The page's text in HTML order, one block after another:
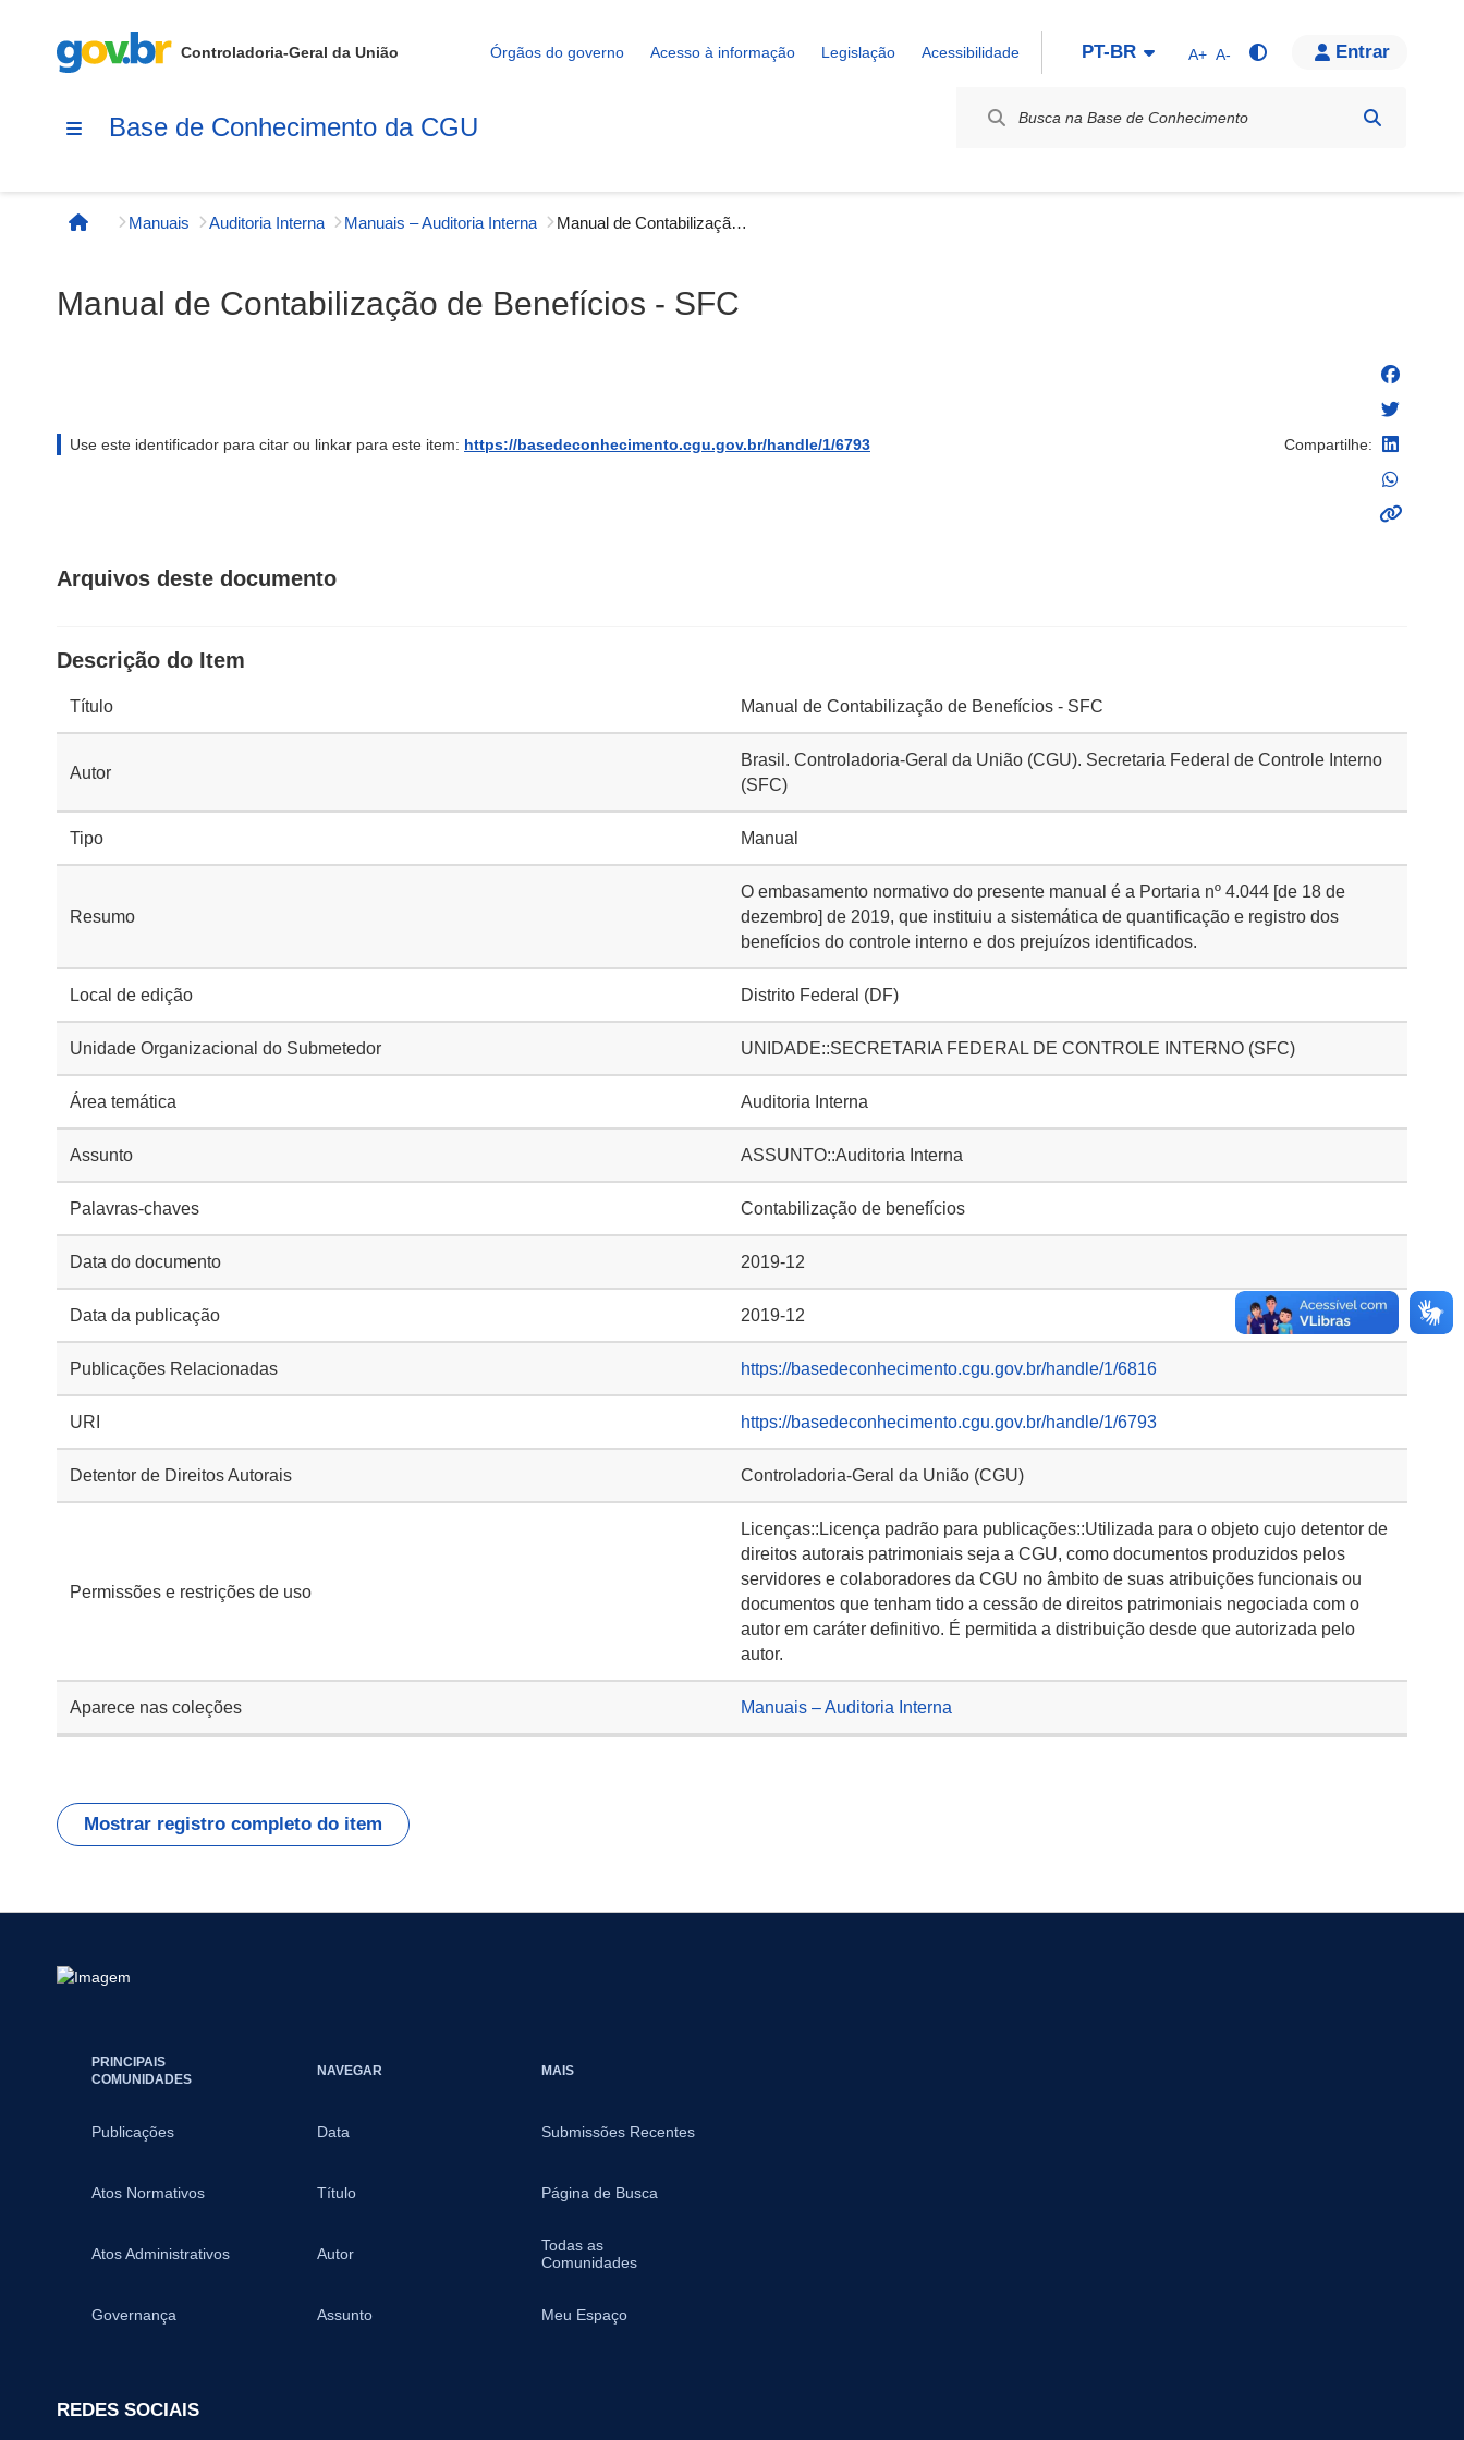
Controladoria-Geral da União Órgãos do governo Acesso à informação Legislação Acessibilidade PT-BR A+ A- Entrar
Base de Conhecimento da CGU
Página inicial
Manuais Auditoria Interna Manuais – Auditoria Interna Manual de Contabilização de Benefícios - SFC
Manual de Contabilização de Benefícios - SFC
Use este identificador para citar ou linkar para este item: https://basedeconhecimento.cgu.gov.br/handle/1/6793 Compartilhe:
Arquivos deste documento
Descrição do Item
Título Manual de Contabilização de Benefícios - SFC
Autor
Brasil. Controladoria-Geral da União (CGU). Secretaria Federal de Controle Interno
(SFC)
Tipo Manual
Resumo
O embasamento normativo do presente manual é a Portaria nº 4.044 [de 18 de
dezembro] de 2019, que instituiu a sistemática de quantificação e registro dos
benefícios do controle interno e dos prejuízos identificados.
Local de edição Distrito Federal (DF)
Unidade Organizacional do Submetedor UNIDADE::SECRETARIA FEDERAL DE CONTROLE INTERNO (SFC)
Área temática Auditoria Interna
Assunto ASSUNTO::Auditoria Interna
Palavras-chaves Contabilização de benefícios
Data do documento 2019-12
Data da publicação 2019-12
Publicações Relacionadas https://basedeconhecimento.cgu.gov.br/handle/1/6816
URI https://basedeconhecimento.cgu.gov.br/handle/1/6793
Detentor de Direitos Autorais Controladoria-Geral da União (CGU)
Permissões e restrições de uso
Licenças::Licença padrão para publicações::Utilizada para o objeto cujo detentor de
direitos autorais patrimoniais seja a CGU, como documentos produzidos pelos
servidores e colaboradores da CGU no âmbito de suas atribuições funcionais ou
documentos que tenham tido a cessão de direitos patrimoniais negociada com o
autor em caráter definitivo. É permitida a distribuição desde que autorizada pelo
autor.
Aparece nas coleções Manuais – Auditoria Interna
Mostrar registro completo do item
PRINCIPAIS
COMUNIDADES
Publicações
Atos Normativos
Atos Administrativos
Governança
NAVEGAR
Data
Título
Autor
Assunto
MAIS
Submissões Recentes
Página de Busca
Todas as
Comunidades
Meu Espaço
REDES SOCIAIS